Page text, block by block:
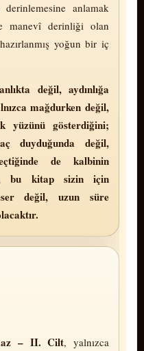
anlamak
manevî derinliği olan
yoğun bir iç
değil, aydınlığa
mağdurken değil,
yüzünü gösterdiğini;
duyduğunda değil,
de kalbinin
bu kitap sizin için
değil, uzun süre
– II. Cilt, yalnızca